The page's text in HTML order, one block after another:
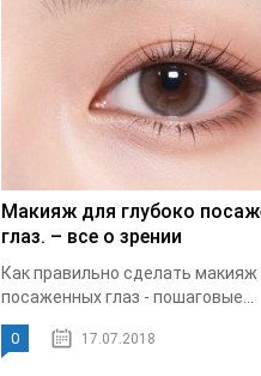
Макияж для глубоко
глаз. – все о зрении
Как правильно сделать макияж
посаженных глаз - пошаговые...
0 17.07.2018